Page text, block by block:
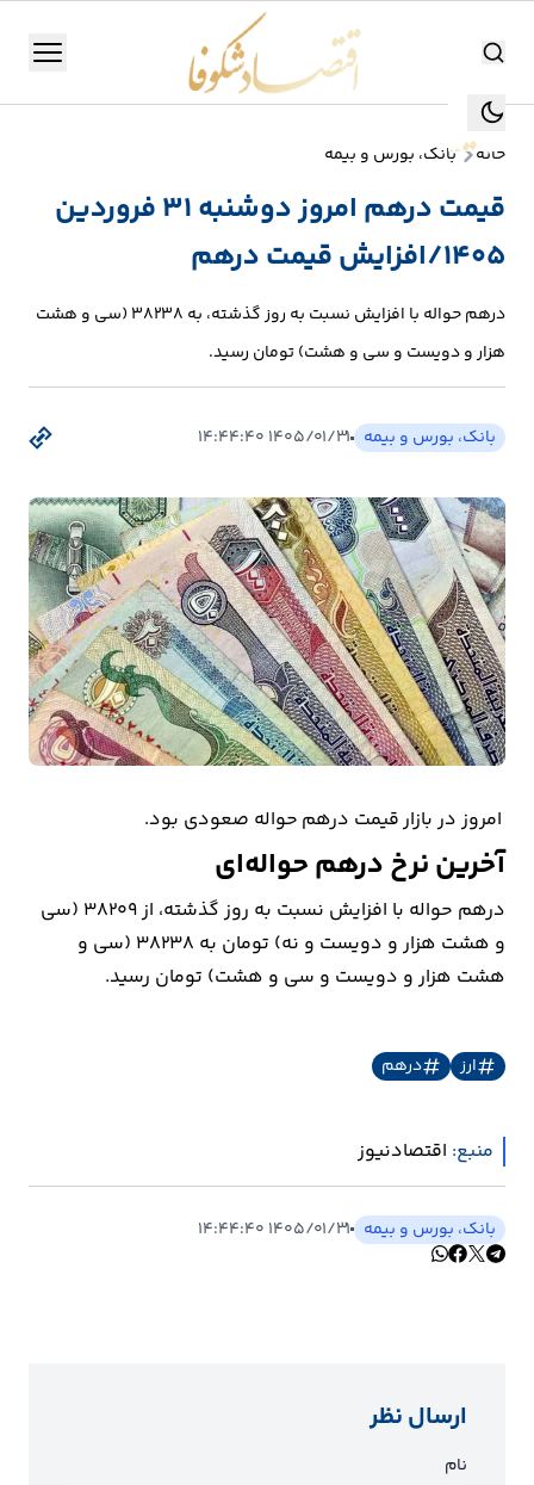
جستجو جستجو
منو
تولید
صنعت
انرژی
بانک،
و
بیمه
اقتصاد
جهان
بازار
و
تجارت
کشاورزی
راه
و
مسکن
ایران
خودرو
عمومی
خانه بانک، بورس و بیمه
قیمت درهم امروز دوشنبه ۳۱ فروردین
۱۴۰۵/افزایش قیمت درهم
درهم حواله با افزایش نسبت به روز گذشته، به 38238 (سی و هشت
هزار و دویست و سی و هشت) تومان رسید.
بانک، بورس و بیمه ۱۴۰۵/۰۱/۳۱ ۱۴:۴۴:۴۰
امروز در بازار قیمت درهم حواله صعودی بود.
آخرین نرخ درهم حواله‌ای
درهم حواله با افزایش نسبت به روز گذشته، از 38209 (سی
و هشت هزار و دویست و نه) تومان به 38238 (سی و
هشت هزار و دویست و سی و هشت) تومان رسید.
ارز درهم
منبع: اقتصادنیوز
بانک، بورس و بیمه ۱۴۰۵/۰۱/۳۱ ۱۴:۴۴:۴۰
ارسال نظر
نام